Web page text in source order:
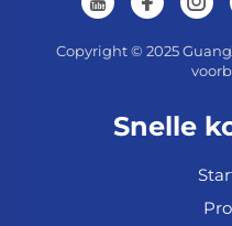
Copyright © 2025
Snelle